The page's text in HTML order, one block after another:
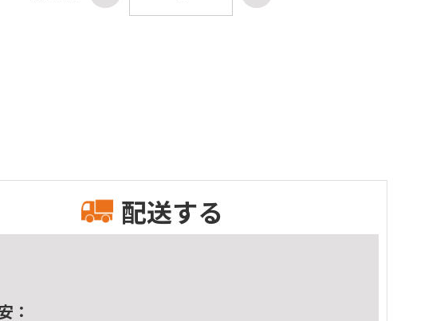
配送する
：